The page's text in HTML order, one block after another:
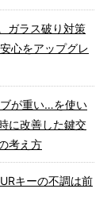
ガラス破り対策
心をアップグレ
ブが重い…を使い
に改善した鍵交
考え方
キーの不調は前